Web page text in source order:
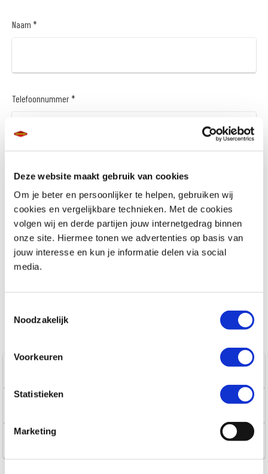
Deze website maakt gebruik van cookies
Om je beter en persoonlijker te helpen, gebruiken wij
cookies en vergelijkbare technieken. Met de cookies
volgen wij en derde partijen jouw internetgedrag binnen
onze site. Hiermee tonen we advertenties op basis van
jouw interesse en kun je informatie delen via social
media.
Noodzakelijk
Voorkeuren
Statistieken
Marketing
Naam *
Telefoonnummer *
E-mailadres *
Waar ben je naar op zoek?
* *